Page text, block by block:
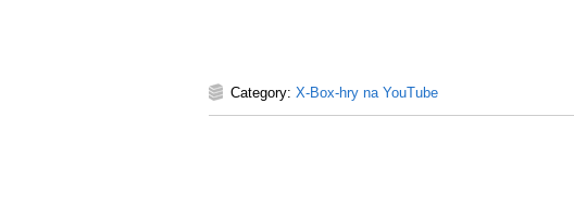
Category: X-Box-hry na YouTube